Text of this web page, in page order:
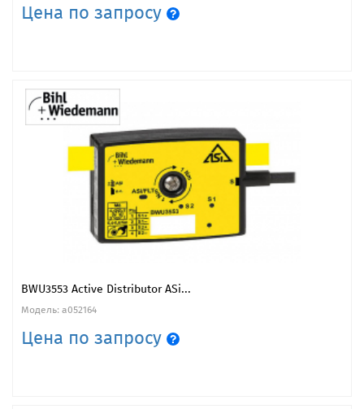
Цена по запросу
BWU3553 Active Distributor ASi...
Модель: a052164
Цена по запросу